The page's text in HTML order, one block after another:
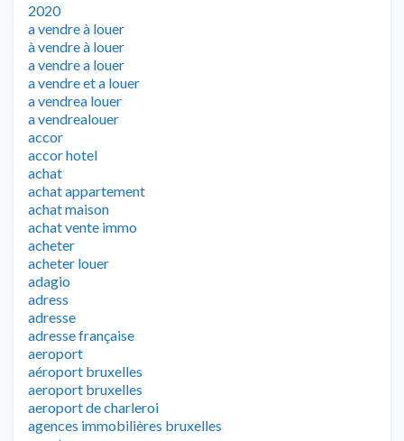
2020
a vendre à louer
à vendre à louer
a vendre a louer
a vendre et a louer
a vendrea louer
a vendrealouer
accor
accor hotel
achat
achat appartement
achat maison
achat vente immo
acheter
acheter louer
adagio
adress
adresse
adresse française
aeroport
aéroport bruxelles
aeroport bruxelles
aeroport de charleroi
agences immobilières bruxelles